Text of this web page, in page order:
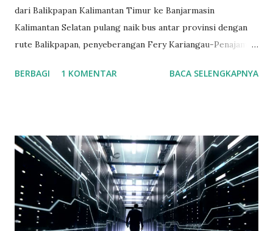
dari Balikpapan Kalimantan Timur ke Banjarmasin
Kalimantan Selatan pulang naik bus antar provinsi dengan
rute Balikpapan, penyeberangan Fery Kariangau-Penajam
Binuang, Mataraman, Astambul, Martapura, Banjarbaru,
keadaanny antri mau masuk ke Fery. Karena mendekati mau
libur hari raya kurban dan weekend jadi diperkirakan
karena ituah banyak orang melakukan perjalanan Kaltim ke
Kalsel. Saat di Fery aku naik ke rooftop ada tempat duduk di
samping ruangan kapten pengemudi fery. Saat itu bulan
BERBAGI 1 KOMENTAR BACA SELENGKAPNYA